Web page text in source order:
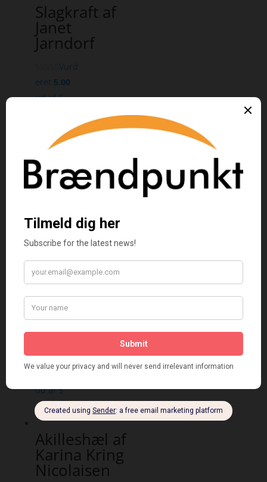
Slagkraft af
Janet
Jarndorf
Vurd
eret 5.00
ud af 5
Fatale
forbindelser
af Thomas
Helle
Vurd
4.80
ud af 5
DKK269,00
Akilleshæl af
Karina Kring
Nicolaisen